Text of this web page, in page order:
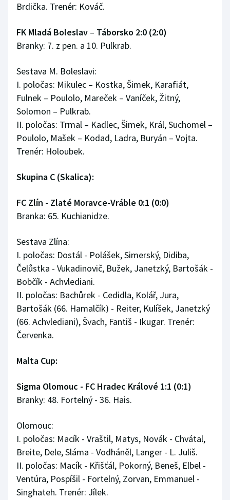
Brdička. Trenér: Kováč.
FK Mladá Boleslav – Táborsko 2:0 (2:0)
Branky: 7. z pen. a 10. Pulkrab.
Sestava M. Boleslavi:
I. poločas: Mikulec – Kostka, Šimek, Karafiát,
Fulnek – Poulolo, Mareček – Vaníček, Žitný,
Solomon – Pulkrab.
II. poločas: Trmal – Kadlec, Šimek, Král, Suchomel –
Poulolo, Mašek – Kodad, Ladra, Buryán – Vojta.
Trenér: Holoubek.
Skupina C (Skalica):
FC Zlín - Zlaté Moravce-Vráble 0:1 (0:0)
Branka: 65. Kuchianidze.
Sestava Zlína:
I. poločas: Dostál - Polášek, Simerský, Didiba,
Čelůstka - Vukadinovič, Bužek, Janetzký, Bartošák -
Bobčík - Achvlediani.
II. poločas: Bachůrek - Cedidla, Kolář, Jura,
Bartošák (66. Hamalčík) - Reiter, Kulíšek, Janetzký
(66. Achvlediani), Švach, Fantiš - Ikugar. Trenér:
Červenka.
Malta Cup:
Sigma Olomouc - FC Hradec Králové 1:1 (0:1)
Branky: 48. Fortelný - 36. Hais.
Olomouc:
I. poločas: Macík - Vraštil, Matys, Novák - Chvátal,
Breite, Dele, Sláma - Vodháněl, Langer - L. Juliš.
II. poločas: Macík - Křišťál, Pokorný, Beneš, Elbel -
Ventúra, Pospíšil - Fortelný, Zorvan, Emmanuel -
Singhateh. Trenér: Jílek.